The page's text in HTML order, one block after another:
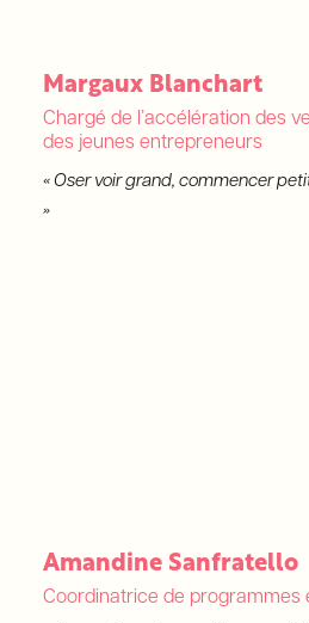
Margaux Blanchart
Chargé de l’accélération des
des jeunes entrepreneurs
« Oser voir grand, commencer
»
Amandine Sanfratello
Coordinatrice de programmes